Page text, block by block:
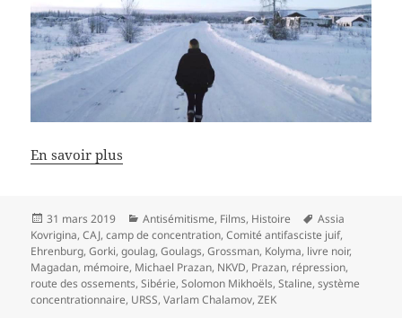
En savoir plus
Publié
le
31 mars 2019 Catégories
Antisémitisme, Films, Histoire
Mots-
clés
Assia
Kovrigina,CAJ,camp de concentration,Comité antifasciste juif,
Ehrenburg,Gorki,goulag,Goulags,Grossman, Kolyma, livre noir,
Magadan, mémoire, Michael Prazan, NKVD, Prazan, répression,
route des ossements,Sibérie,Solomon Mikhoëls,Staline,système
concentrationnaire, URSS,Varlam Chalamov,ZEK